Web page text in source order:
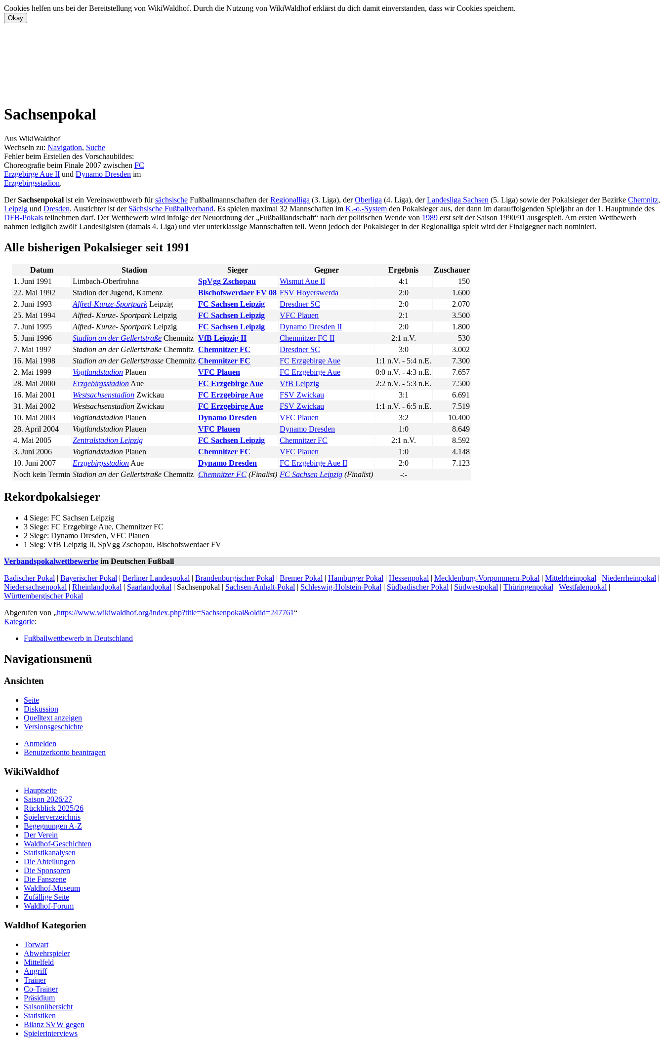
Cookies helfen uns bei der Bereitstellung von WikiWaldhof. Durch die Nutzung von WikiWaldhof erklärst du dich damit einverstanden, dass wir Cookies speichern.
Sachsenpokal
Aus WikiWaldhof
Wechseln zu: Navigation, Suche
Fehler beim Erstellen des Vorschaubildes:
Choreografie beim Finale 2007 zwischen FC
Erzgebirge Aue II und Dynamo Dresden im
Erzgebirgsstadion.
DerSachsenpokal ist ein Vereinswettbwerb fürsächsische Fußballmannschaften derRegionalliga (3. Liga), derOberliga (4. Liga), derLandesliga Sachsen (5. Liga) sowie der Pokalsieger der Bezirke Chemnitz,
Leipzig und Dresden. Ausrichter ist der Sächsische Fußballverband. Es spielen maximal 32 Mannschaften im K.-o.-System den Pokalsieger aus, der dann im darauffolgenden Spieljahr an der 1. Hauptrunde des
DFB-Pokals teilnehmen darf. Der Wettbewerb wird infolge der Neuordnung der „Fußballlandschaft“ nach der politischen Wende von 1989 erst seit der Saison 1990/91 ausgespielt. Am ersten Wettbewerb
nahmen lediglich zwölf Landesligisten (damals 4. Liga) und vier unterklassige Mannschaften teil. Wenn jedoch der Pokalsieger in der Regionalliga spielt wird der Finalgegner nach nominiert.
Alle bisherigen Pokalsieger seit 1991
Datum Stadion Sieger Gegner Ergebnis
Zuschauer
1. Juni 1991
Limbach-Oberfrohna SpVgg Zschopau Wismut Aue II 4:1
150
22. Mai 1992
Stadion der Jugend, Kamenz Bischofswerdaer FV 08 FSV Hoyerswerda 2:0
1.600
2. Juni 1993
Alfred-Kunze-SportparkLeipzig FC Sachsen Leipzig Dresdner SC 2:0
2.070
25. Mai 1994
Alfred- Kunze- SportparkLeipzig FC Sachsen Leipzig VFC Plauen 2:1
3.500
7. Juni 1995
Alfred- Kunze- SportparkLeipzig FC Sachsen Leipzig Dynamo Dresden II 2:0
1.800
5. Juni 1996
Stadion an der Gellertstraße Chemnitz VfB Leipzig II Chemnitzer FC II 2:1 n.V.
530
7. Mai 1997
Stadion an der Gellertstraße Chemnitz Chemnitzer FC Dresdner SC 3:0
3.002
16. Mai 1998
Stadion an der Gellertstrasse Chemnitz Chemnitzer FC FC Erzgebirge Aue 1:1 n.V. - 5:4 n.E.
7.300
2. Mai 1999
Vogtlandstadion Plauen VFC Plauen FC Erzgebirge Aue 0:0 n.V. - 4:3 n.E.
7.657
28. Mai 2000
Erzgebirgsstadion Aue FC Erzgebirge Aue VfB Leipzig 2:2 n.V. - 5:3 n.E.
7.500
16. Mai 2001
Westsachsenstadion Zwickau FC Erzgebirge Aue FSV Zwickau 3:1
6.691
31. Mai 2002
Westsachsenstadion Zwickau FC Erzgebirge Aue FSV Zwickau 1:1 n.V. - 6:5 n.E.
7.519
10. Mai 2003
Vogtlandstadion Plauen Dynamo Dresden VFC Plauen 3:2
10.400
28. April 2004
Vogtlandstadion Plauen VFC Plauen Dynamo Dresden 1:0
8.649
4. Mai 2005
Zentralstadion Leipzig FC Sachsen Leipzig Chemnitzer FC 2:1 n.V.
8.592
3. Juni 2006
Vogtlandstadion Plauen Chemnitzer FC VFC Plauen 1:0
4.148
10. Juni 2007
Erzgebirgsstadion Aue Dynamo Dresden FC Erzgebirge Aue II 2:0
7.123
Noch kein Termin Stadion an der Gellertstraße Chemnitz Chemnitzer FC (Finalist) FC Sachsen Leipzig (Finalist) -:-
Rekordpokalsieger
4 Siege: FC Sachsen Leipzig
3 Siege: FC Erzgebirge Aue, Chemnitzer FC
2 Siege: Dynamo Dresden, VFC Plauen
1 Sieg: VfB Leipzig II, SpVgg Zschopau, Bischofswerdaer FV
Verbandspokalwettbewerbe im Deutschen Fußball
Badischer Pokal | Bayerischer Pokal | Berliner Landespokal | Brandenburgischer Pokal | Bremer Pokal | Hamburger Pokal | Hessenpokal | Mecklenburg-Vorpommern-Pokal | Mittelrheinpokal | Niederrheinpokal |
Niedersachsenpokal | Rheinlandpokal | Saarlandpokal | Sachsenpokal | Sachsen-Anhalt-Pokal | Schleswig-Holstein-Pokal | Südbadischer Pokal | Südwestpokal | Thüringenpokal | Westfalenpokal |
Württembergischer Pokal
Abgerufen von „https://www.wikiwaldhof.org/index.php?title=Sachsenpokal&oldid=247761“
Kategorie:
Fußballwettbewerb in Deutschland
Navigationsmenü
Ansichten
Seite
Diskussion
Quelltext anzeigen
Versionsgeschichte
Anmelden
Benutzerkonto beantragen
WikiWaldhof
Hauptseite
Saison 2026/27
Rückblick 2025/26
Spielerverzeichnis
Begegnungen A-Z
Der Verein
Waldhof-Geschichten
Statistikanalysen
Die Abteilungen
Die Sponsoren
Die Fanszene
Waldhof-Museum
Zufällige Seite
Waldhof-Forum
Waldhof Kategorien
Torwart
Abwehrspieler
Mittelfeld
Angriff
Trainer
Co-Trainer
Präsidium
Saisonübersicht
Statistiken
Bilanz SVW gegen
Spielerinterviews